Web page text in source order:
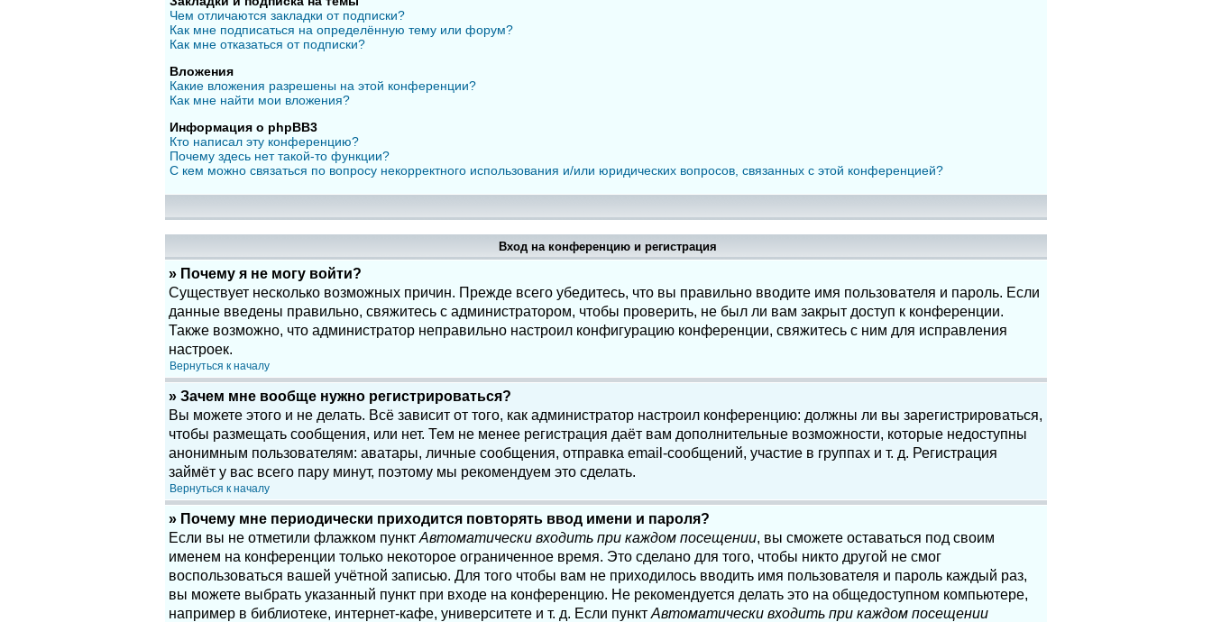
Чем отличаются закладки от подписки?
Как мне подписаться на определённую тему или форум?
Как мне отказаться от подписки?
Вложения
Какие вложения разрешены на этой конференции?
Как мне найти мои вложения?
Информация о phpBB3
Кто написал эту конференцию?
Почему здесь нет такой-то функции?
С кем можно связаться по вопросу некорректного использования и/или юридических вопросов, связанных с этой конференцией?
Вход на конференцию и регистрация
» Почему я не могу войти?
Существует несколько возможных причин. Прежде всего убедитесь, что вы правильно вводите имя пользователя и пароль. Если
данные введены правильно, свяжитесь с администратором, чтобы проверить, не был ли вам закрыт доступ к конференции.
Также возможно, что администратор неправильно настроил конфигурацию конференции, свяжитесь с ним для исправления
настроек.
Вернуться к началу
» Зачем мне вообще нужно регистрироваться?
Вы можете этого и не делать. Всё зависит от того, как администратор настроил конференцию: должны ли вы зарегистрироваться,
чтобы размещать сообщения, или нет. Тем не менее регистрация даёт вам дополнительные возможности, которые недоступны
анонимным пользователям: аватары, личные сообщения, отправка email-сообщений, участие в группах и т. д. Регистрация
займёт у вас всего пару минут, поэтому мы рекомендуем это сделать.
Вернуться к началу
» Почему мне периодически приходится повторять ввод имени и пароля?
Если вы не отметили флажком пункт Автоматически входить при каждом посещении, вы сможете оставаться под своим
именем на конференции только некоторое ограниченное время. Это сделано для того, чтобы никто другой не смог
воспользоваться вашей учётной записью. Для того чтобы вам не приходилось вводить имя пользователя и пароль каждый раз,
вы можете выбрать указанный пункт при входе на конференцию. Не рекомендуется делать это на общедоступном компьютере,
например в библиотеке, интернет-кафе, университете и т. д. Если пункт Автоматически входить при каждом посещении